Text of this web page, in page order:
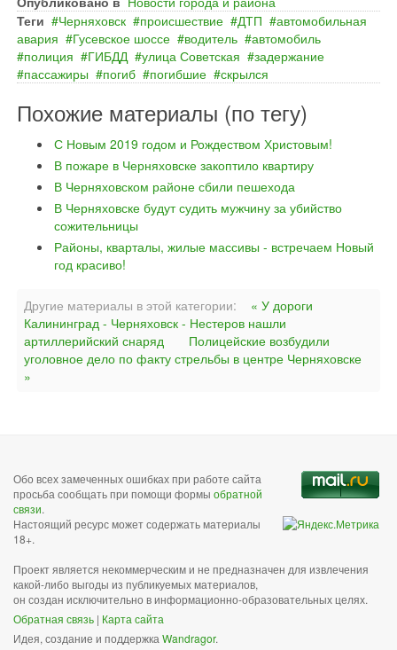
Теги
Черняховск происшествие ДТП
автомобильная
авария
Гусевское шоссе водитель
автомобиль
полиция
ГИБДД улица Советская
задержание
пассажиры
погиб погибшие скрылся
Похожие материалы (по тегу)
С Новым 2019 годом и Рождеством Христовым!
В пожаре в Черняховске закоптило квартиру
В Черняховском районе сбили пешехода
В Черняховске будут судить мужчину за убийство
сожительницы
Районы, кварталы, жилые массивы - встречаем Новый
год красиво!
Другие материалы в этой категории:
« У дороги
Калининград - Черняховск - Нестеров нашли
артиллерийский снаряд
Полицейские возбудили
уголовное дело по факту стрельбы в центре Черняховске
»
Обо всех замеченных ошибках при работе сайта
просьба сообщать при помощи формы обратной
связи.
Настоящий ресурс может содержать материалы
18+.
Проект является некоммерческим и не предназначен для извлечения
какой-либо выгоды из публикуемых материалов,
он создан исключительно в информационно-образовательных целях.
Обратная связь | Карта сайта
Идея, создание и поддержка Wandragor.